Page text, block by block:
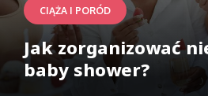
CIĄŻA I PORÓD
Jak zorganizować
baby shower?